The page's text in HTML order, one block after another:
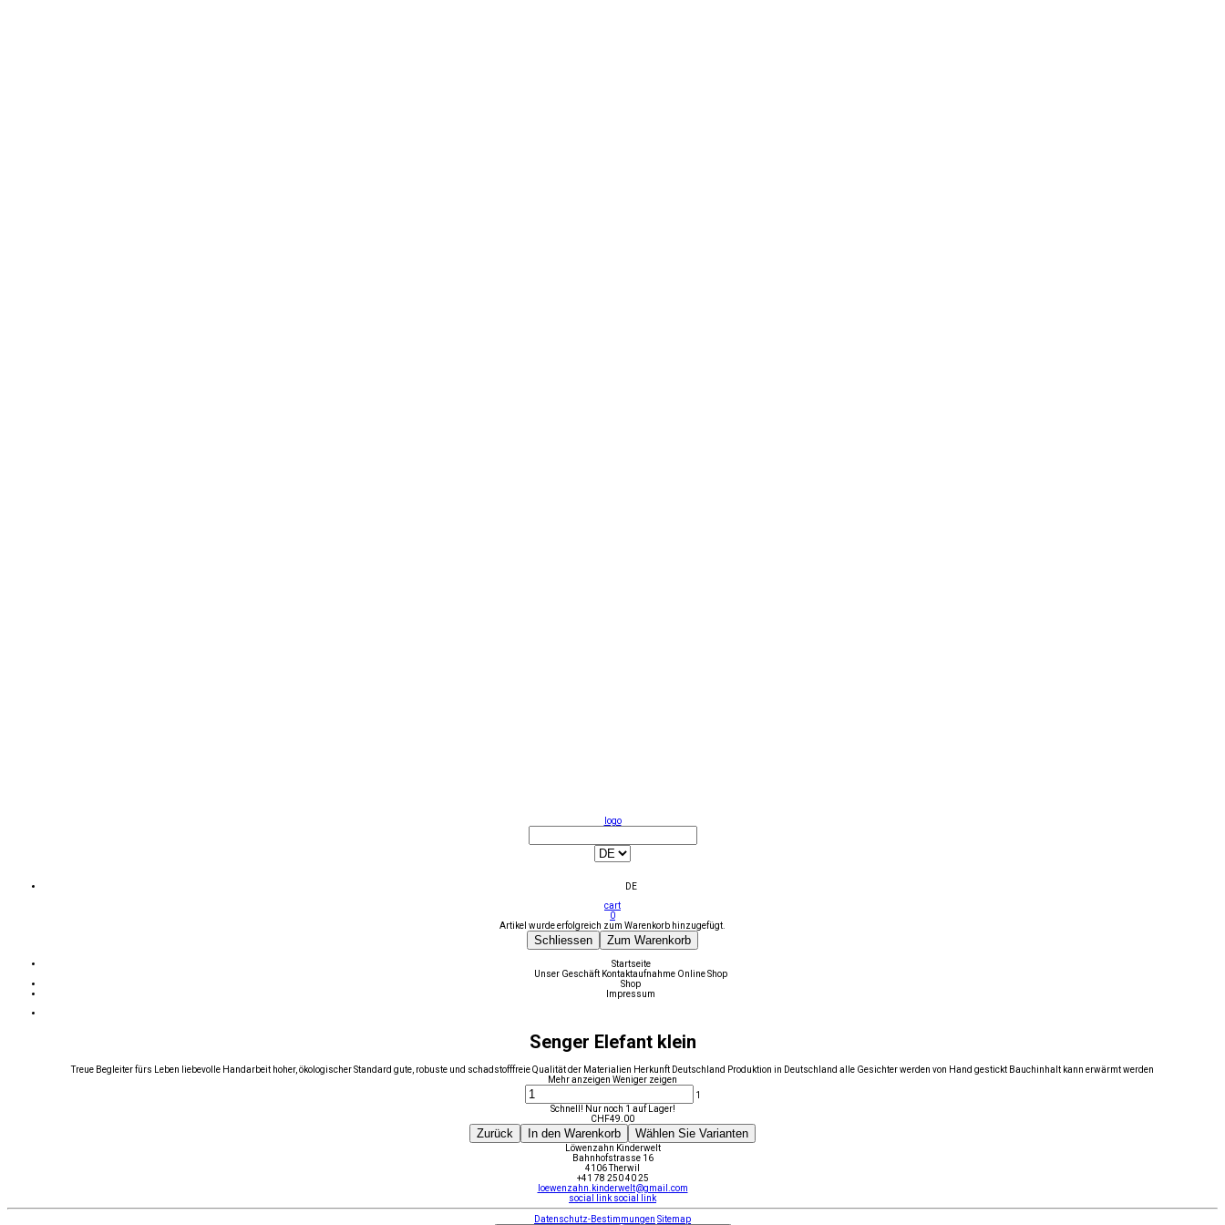
logo
DE
cart
0
Artikel wurde erfolgreich zum Warenkorb hinzugefügt.
Schliessen Zum Warenkorb
Startseite
Unser Geschäft Kontaktaufnahme Online Shop
Shop
Impressum
Senger Elefant klein
Treue Begleiter fürs Leben liebevolle Handarbeit hoher, ökologischer Standard gute, robuste und schadstofffreie Qualität der Materialien Herkunft Deutschland Produktion in Deutschland alle Gesichter werden von Hand gestickt Bauchinhalt kann erwärmt werden
Mehr anzeigen Weniger zeigen
1
Schnell! Nur noch 1 auf Lager!
CHF49.00
Zurück In den Warenkorb Wählen Sie Varianten
Löwenzahn Kinderwelt
Bahnhofstrasse 16
4106 Therwil
+41 78 250 40 25
loewenzahn.kinderwelt@gmail.com
social link social link
Datenschutz-Bestimmungen Sitemap